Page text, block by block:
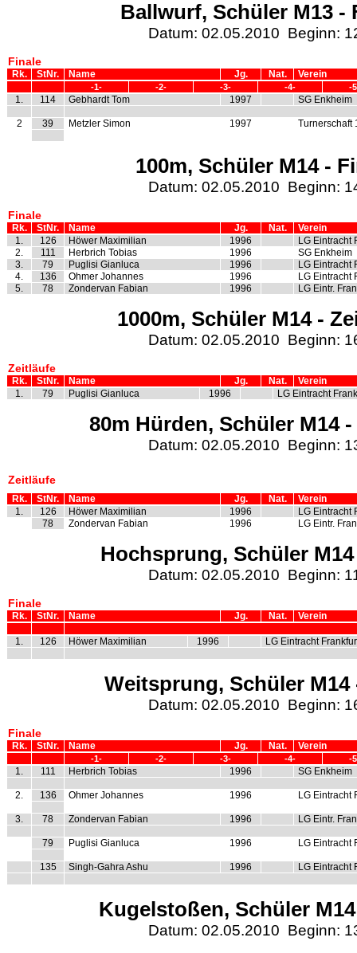
Ballwurf, Schüler M13 -
Datum: 02.05.2010 Beginn:
Finale
Rk. StNr. Name Jg. Nat. Verein
-1- -2- -3- -4- -
1. 114 Gebhardt Tom 1997 SG Enkheim
2 39 Metzler Simon 1997 Turnerschaft
100m, Schüler M14 -
Datum: 02.05.2010 Beginn:
Finale
Rk. StNr. Name Jg. Nat.
Verein
1.
126 Höwer Maximilian 1996
LG Eintracht
2.
111 Herbrich Tobias 1996
SG Enkheim
3.
79 Puglisi Gianluca 1996
LG Eintracht
4.
136 Ohmer Johannes 1996
LG Eintracht
5.
78 Zondervan Fabian 1996 LG Eintr.
1000m, Schüler M14 -
Datum: 02.05.2010 Beginn:
Zeitläufe
Rk. StNr. Name Jg. Nat.
Verein
1.
79 Puglisi Gianluca 1996 LG Eintracht
80m Hürden, Schüler M14
Datum: 02.05.2010 Beginn:
Zeitläufe
Rk. StNr. Name Jg. Nat.
Verein
1.
126 Höwer Maximilian 1996
LG Eintracht
78
Zondervan Fabian 1996 LG Eintr.
Hochsprung, Schüler
Datum: 02.05.2010 Beginn:
Finale
Rk. StNr. Name Jg. Nat. Verein
1. 126 Höwer Maximilian 1996 LG Eintracht
Weitsprung, Schüler M14
Datum: 02.05.2010 Beginn:
Finale
Rk. StNr. Name Jg. Nat. Verein
-1- -2- -3- -4- -
1. 111 Herbrich Tobias 1996 SG Enkheim
2. 136 Ohmer Johannes 1996 LG Eintracht
3. 78 Zondervan Fabian 1996 LG Eintr.
79 Puglisi Gianluca 1996 LG Eintracht
135 Singh-Gahra Ashu 1996 LG Eintracht
Kugelstoßen, Schüler
Datum: 02.05.2010 Beginn: